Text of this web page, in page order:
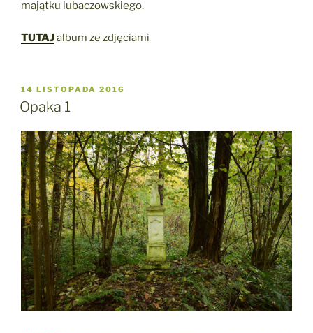
majątku lubaczowskiego.
TUTAJ album ze zdjęciami
OPUBLIKOWANE
W
14 LISTOPADA 2016
Opaka 1